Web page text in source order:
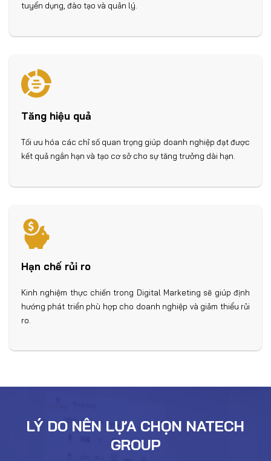
tuyển dụng, đào tạo và quản lý.
Tăng hiệu quả
Tối ưu hóa các chỉ số quan trọng giúp doanh nghiệp đạt được
kết quả ngắn hạn và tạo cơ sở cho sự tăng trưởng dài hạn.
Hạn chế rủi ro
Kinh nghiệm thực chiến trong Digital Marketing sẽ giúp định
hướng phát triển phù hợp cho doanh nghiệp và giảm thiểu rủi
ro.
LÝ DO NÊN LỰA CHỌN NATECH
GROUP